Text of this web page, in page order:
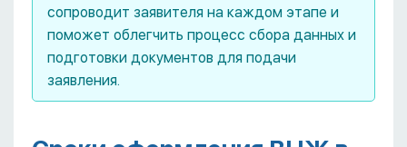
сопроводит заявителя на каждом этапе и
поможет облегчить процесс сбора данных и
подготовки документов для подачи
заявления.